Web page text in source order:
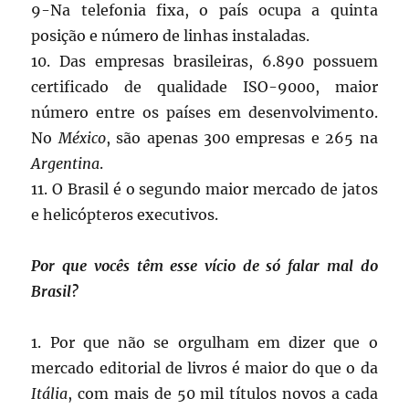
9-Na telefonia fixa, o país ocupa a quinta
posição e número de linhas instaladas.
10. Das empresas brasileiras, 6.890 possuem
certificado de qualidade ISO-9000, maior
número entre os países em desenvolvimento.
NoMéxico, são apenas 300 empresas e 265 na
Argentina.
11. O Brasil é o segundo maior mercado de jatos
e helicópteros executivos.
Por que vocês têm esse vício de só falar mal do
Brasil?
1. Por que não se orgulham em dizer que o
mercado editorial de livros é maior do que o da
Itália, com mais de 50 mil títulos novos a cada